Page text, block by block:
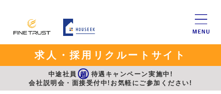
求人・採用リクルートサイト
中途社員 超 待遇キャンペーン実施中!
会社説明会・面接受付中!お気軽にご参加ください!